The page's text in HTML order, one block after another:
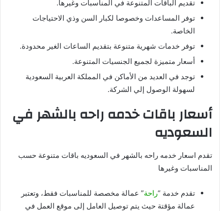
تقديم الباقات المتنوعة في المناسبات وغيرها.
توفر المساعدات وخصوصا لكبار السن وذي الاحتياجات
الخاصة.
توفر خدمات شهرية متنوعة بتقديم الساعات الغير محدودة.
أسعار متميزة لجميع الجنسيات المتنوعة.
توجد في العديد من الأماكن في المملكة العربية السعودية
لسهولة الوصول إلي الشركة.
أسعار باقات خدمه راحه بالشهر في
السعوديه
تقدم اسعار خدمه راحه بالشهر في السعوديه باقات متنوعة حسب
المناسبات وغيرها
تقدم خدمة “راحة” عمالة مخصصة للمناسبات فقط، وتعتبر
عمالة مؤقتة حيث يتم توصيل العامل إلى موقع العمل في